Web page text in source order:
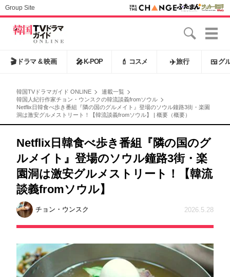
Group Site
🎬 ドラマ & 映画 🎤 K-POP 💄 コスメ ✈️旅行 🍱 グ
韓国TVドラマガイド ONLINE
連載一覧
韓国人紀行作家チョン・ウンスクの韓流談義fromソウル
Netflix日韓食べ歩き番組『隣の国のグルメイト』登場のソウル鐘路3街・楽園
洞は激安グルメストリート！【韓流談義fromソウル】 | 概要（概要）
Netflix日韓食べ歩き番組『隣の国のグ
ルメイト』登場のソウル鐘路3街・楽
園洞は激安グルメストリート！【韓流
談義fromソウル】
チョン・ウンスク 2026.5.28